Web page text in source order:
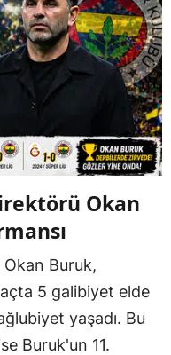
Okan
Buruk,
5 galibiyet elde
yaşadı. Bu
Buruk'un 11.